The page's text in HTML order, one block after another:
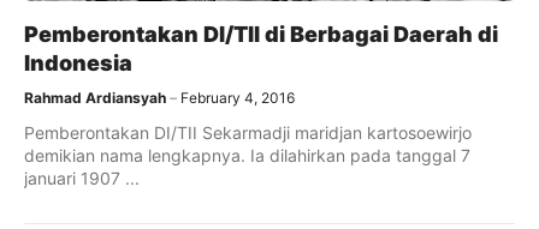
Pemberontakan DI/TII di Berbagai Daerah di
Indonesia
Rahmad Ardiansyah February 4, 2016
Pemberontakan DI/TII Sekarmadji maridjan kartosoewirjo
demikian nama lengkapnya. Ia dilahirkan pada tanggal 7
januari 1907 ...